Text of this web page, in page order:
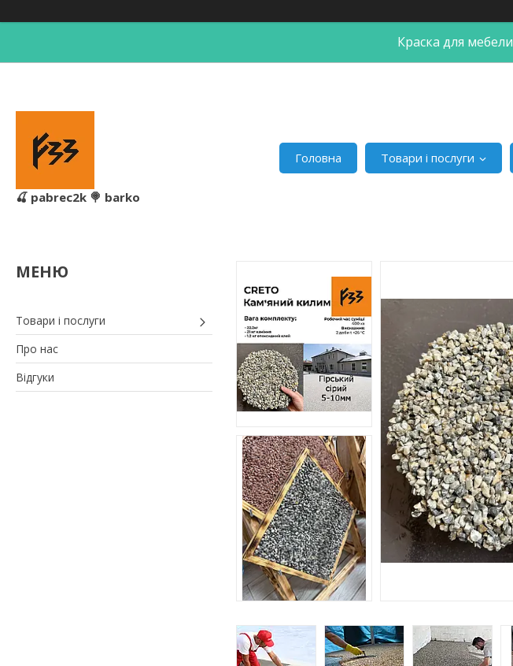
Краска для мебели
🍒 pabrec2k 🍭 barko
Головна Товари і послуги
Товари і послуги
Про нас
Відгуки